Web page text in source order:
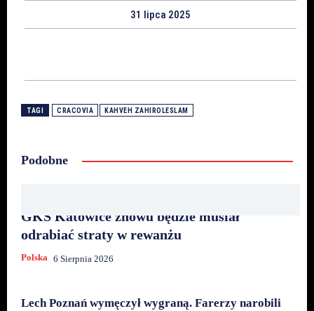
31 lipca 2025
TAGI CRACOVIA KAHVEH ZAHIROLESLAM
Podobne
GKS Katowice znowu będzie musiał
odrabiać straty w rewanżu
Polska 6 Sierpnia 2026
Lech Poznań wymęczył wygraną. Farerzy narobili